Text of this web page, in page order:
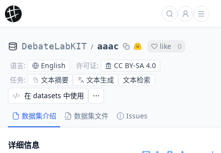
DebateLabKIT / aaac like 0
语言: English 许可证:
CC BY-SA 4.0
任务: 文本摘要 文本生成 文本检索
数据集介绍 数据集文件 Issues
在 datasets 中使用
详细信息